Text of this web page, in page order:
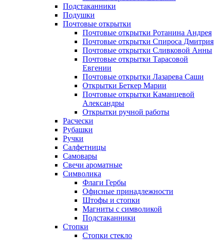
Подстаканники
Подушки
Почтовые открытки
Почтовые открытки Ротанина Андрея
Почтовые открытки Спироса Дмитрия
Почтовые открытки Сливковой Анны
Почтовые открытки Тарасовой
Евгении
Почтовые открытки Лазарева Саши
Открытки Беткер Марии
Почтовые открытки Каманцевой
Александры
Открытки ручной работы
Расчески
Рубашки
Ручки
Салфетницы
Самовары
Свечи ароматные
Символика
Флаги Гербы
Офисные принадлежности
Штофы и стопки
Магниты с символикой
Подстаканники
Стопки
Стопки стекло